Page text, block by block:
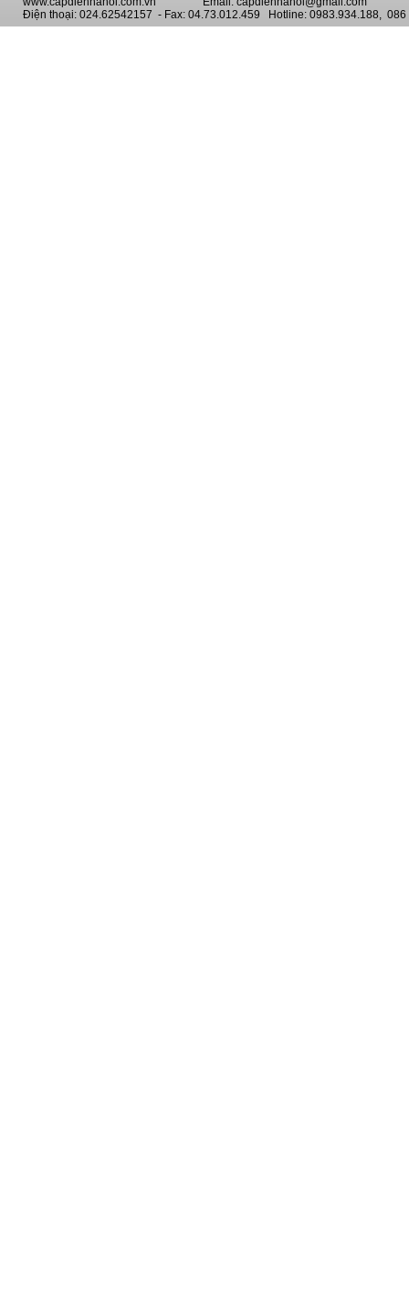
Điện thoại: 024.62542157 - Fax: 04.73.012.459 Hotline: 0983.934.188, 086